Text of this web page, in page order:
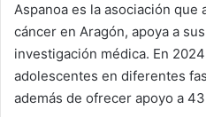
Aspanoa es la asociación que
cáncer en Aragón, apoya a
investigación médica. En
adolescentes en diferentes
además de ofrecer apoyo a